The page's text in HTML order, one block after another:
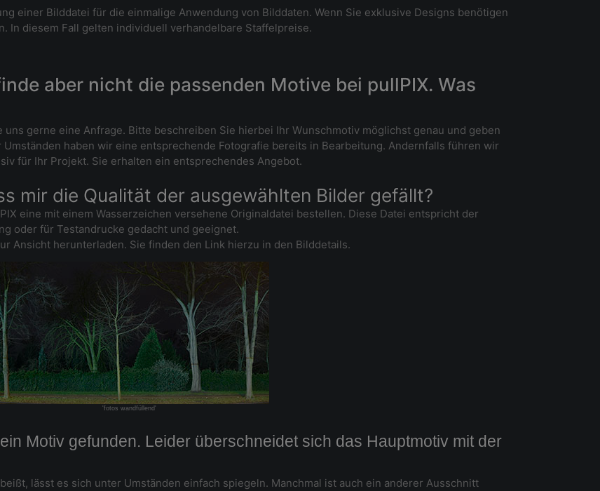
einer Bilddatei für die einmalige Anwendung von Bilddaten. Wenn Sie exklusive Designs benötigen
In diesem Fall gelten individuell verhandelbare Staffelpreise.
aber nicht die passenden Motive bei pullPIX. Was
gerne eine Anfrage. Bitte beschreiben Sie hierbei Ihr Wunschmotiv möglichst genau und geben
haben wir eine entsprechende Fotografie bereits in Bearbeitung. Andernfalls führen wir
für Ihr Projekt. Sie erhalten ein entsprechendes Angebot.
mir die Qualität der ausgewählten Bilder gefällt?
eine mit einem Wasserzeichen versehene Originaldatei bestellen. Diese Datei entspricht der
oder für Testandrucke gedacht und geeignet.
Ansicht herunterladen. Sie finden den Link hierzu in den Bilddetails.
'fotos wandfüllend'
Motiv gefunden. Leider überschneidet sich das Hauptmotiv mit der
lässt es sich unter Umständen einfach spiegeln. Manchmal ist auch ein anderer Ausschnitt